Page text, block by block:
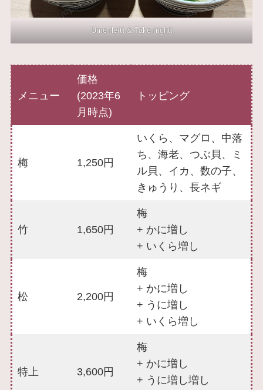
Ume (left) & Take (right)
メニュー
価格
(2023年6
月時点)
トッピング
梅 1,250円
いくら、マグロ、中落
ち、海老、つぶ貝、ミ
ル貝、イカ、数の子、
きゅうり、長ネギ
竹 1,650円
梅
+ かに増し
+ いくら増し
松 2,200円
梅
+ かに増し
+ うに増し
+ いくら増し
特上 3,600円
梅
+ かに増し
+ うに増し増し